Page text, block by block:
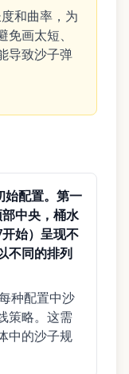
和曲率，为
画太短、
导致沙子弹
始配置。第一
中央，桶水
始）呈现不
不同的排列
种配置中沙
策略。这需
中的沙子规